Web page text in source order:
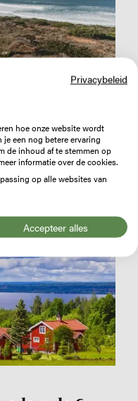
van
verveelt nooit.
botst en beukt op…
Privacybeleid
hoe onze website wordt
een nog betere ervaring
de inhoud af te stemmen op
informatie over de cookies.
op alle websites van
Accepteer alles